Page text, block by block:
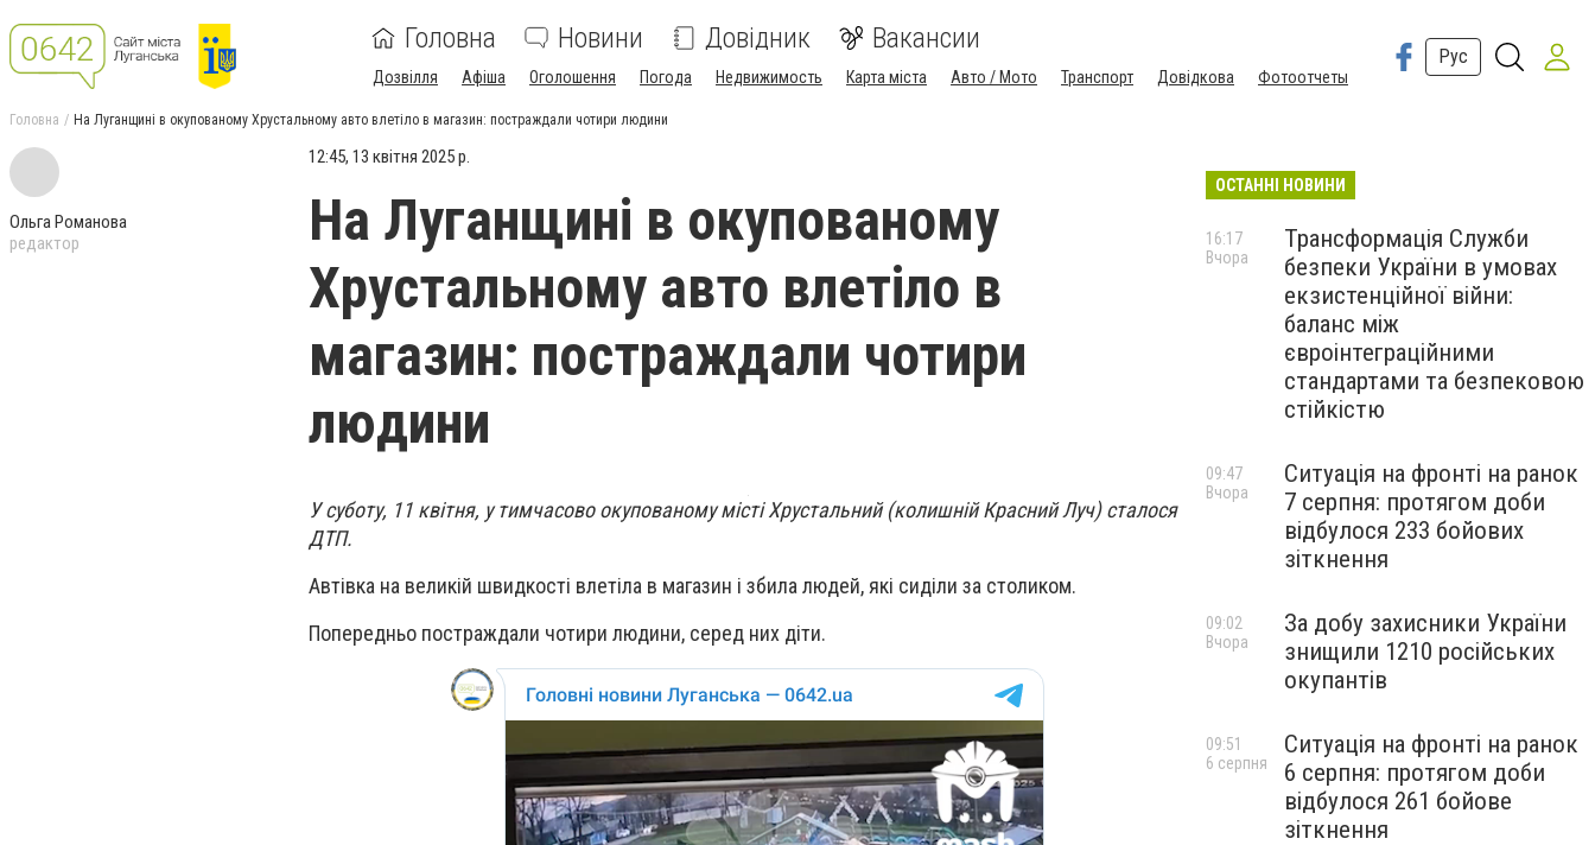
Головна Новини Довідник Вакансии
Дозвілля Афіша Оголошення Погода Недвижимость Карта міста Авто / Мото Транспорт Довідкова Фотоотчеты
Рус
Головна На Луганщині в окупованому Хрустальному авто влетіло в магазин: постраждали чотири людини
Ольга Романова
редактор
12:45, 13 квітня 2025 р.
На Луганщині в окупованому
Хрустальному авто влетіло в
магазин: постраждали чотири
людини
У суботу, 11 квітня, у тимчасово окупованому місті Хрустальний (колишній Красний Луч) сталося
ДТП.
Автівка на великій швидкості влетіла в магазин і збила людей, які сиділи за столиком.
Попередньо постраждали чотири людини, серед них діти.
ОСТАННІ НОВИНИ
Трансформація Служби
безпеки України в умовах
екзистенційної війни:
баланс між
євроінтеграційними
стандартами та безпековою
стійкістю
16:17
Вчора
Ситуація на фронті на ранок
7 серпня: протягом доби
відбулося 233 бойових
зіткнення
09:47
Вчора
За добу захисники України
знищили 1210 російських
окупантів
09:02
Вчора
Ситуація на фронті на ранок
6 серпня: протягом доби
відбулося 261 бойове
зіткнення
09:51
6 серпня